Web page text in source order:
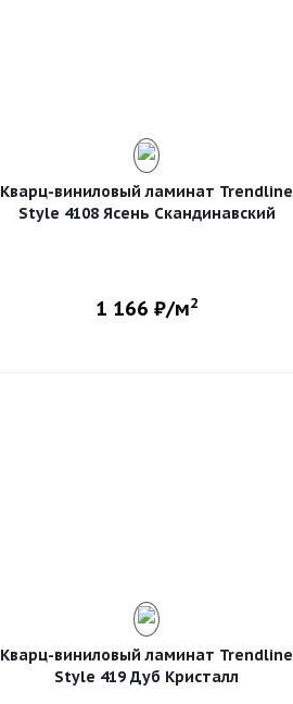
Кварц-виниловый ламинат Trendline
Style 4108 Ясень Скандинавский
1 166 ₽/м2
Кварц-виниловый ламинат Trendline
Style 419 Дуб Кристалл